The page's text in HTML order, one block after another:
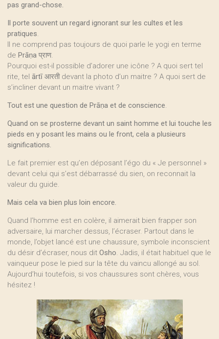
pas grand-chose.
Il porte souvent un regard ignorant sur les cultes et les
pratiques.
Il ne comprend pas toujours de quoi parle le yogi en terme
de Prāṇa प्राण.
Pourquoi est-il possible d’adorer une icône ? A quoi sert tel
rite, tel ārtīआरती devant la photo d’un maitre ? A quoi sert de
s’incliner devant un maitre vivant ?
Tout est une question de Prāṇa et de conscience.
Quand on se prosterne devant un saint homme et lui touche les
pieds en y posant les mains ou le front, cela a plusieurs
significations.
Le fait premier est qu’en déposant l’égo du « Je personnel »
devant celui qui s’est débarrassé du sien, on reconnait la
valeur du guide.
Mais cela va bien plus loin encore.
Quand l’homme est en colère, il aimerait bien frapper son
adversaire, lui marcher dessus, l’écraser. Partout dans le
monde, l’objet lancé est une chaussure, symbole inconscient
du désir d’écraser, nous dit Osho. Jadis, il était habituel que le
vainqueur pose le pied sur la tête du vaincu allongé au sol.
Aujourd’hui toutefois, si vos chaussures sont chères, vous
hésitez !